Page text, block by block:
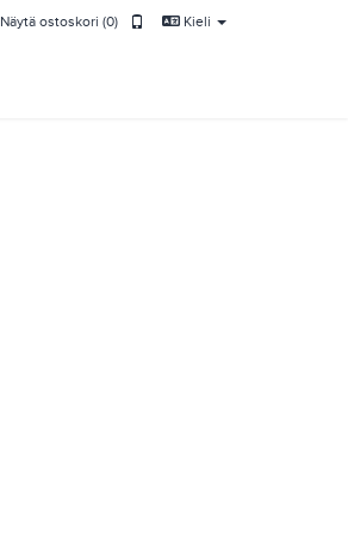
Näytä ostoskori (0) Kieli